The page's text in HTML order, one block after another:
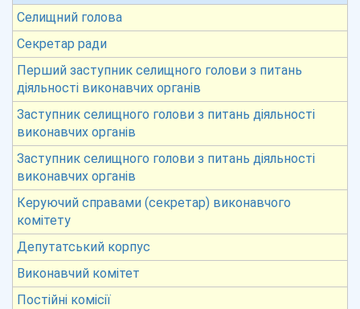
Селищний голова
Секретар ради
Перший заступник селищного голови з питань
діяльності виконавчих органів
Заступник селищного голови з питань діяльності
виконавчих органів
Заступник селищного голови з питань діяльності
виконавчих органів
Керуючий справами (секретар) виконавчого
комітету
Депутатський корпус
Виконавчий комітет
Постійні комісії